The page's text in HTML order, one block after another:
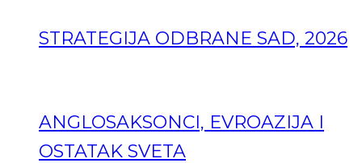
STRATEGIJA ODBRANE SAD, 2026
ANGLOSAKSONCI, EVROAZIJA I
OSTATAK SVETA